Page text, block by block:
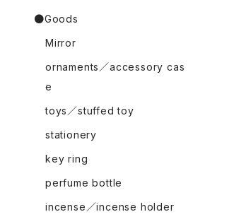
●Goods
Mirror
ornaments／accessory cas
e
toys／stuffed toy
stationery
key ring
perfume bottle
incense／incense holder